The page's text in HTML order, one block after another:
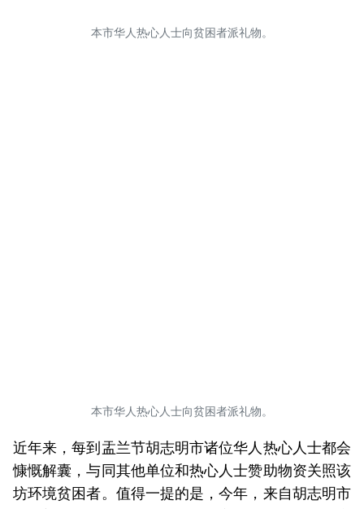
本市华人热心人士向贫困者派礼物。
本市华人热心人士向贫困者派礼物。
近年来，每到盂兰节胡志明市诸位华人热心人士都会
慷慨解囊，与同其他单位和热心人士赞助物资关照该
坊环境贫困者。值得一提的是，今年，来自胡志明市